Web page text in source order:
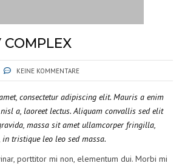
COMPLEX
KEINE KOMMENTARE
consectetur adipiscing elit. Mauris a enim
a, laoreet lectus. Aliquam convallis sed elit
massa sit amet ullamcorper fringilla,
tristique leo leo sed massa.
porttitor mi non, elementum dui. Morbi mi